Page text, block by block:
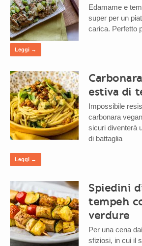
Edamame e
super per un
carica. Perfetto
Leggi →
estiva di
Impossibile
carbonara
sicuri diventerà
di battaglia
Leggi →
Spiedini
tempeh
verdure
Per una cena
sfiziosi, in cui il